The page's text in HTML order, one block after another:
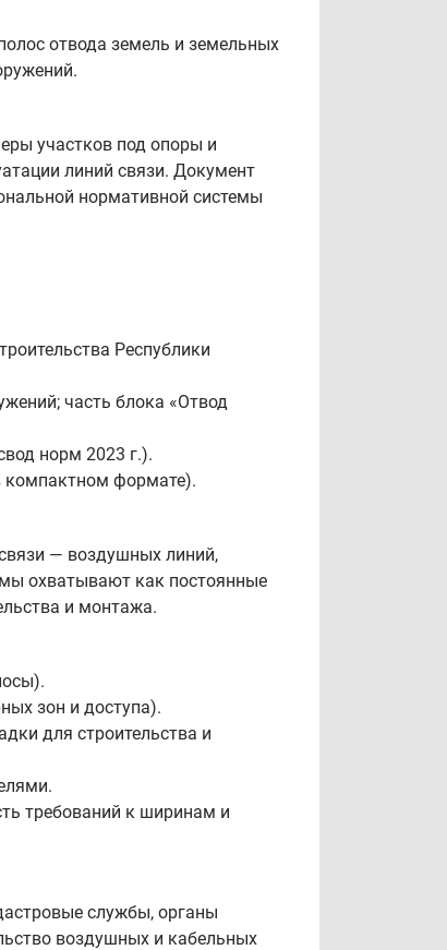
отвода земель и земельных
участков под опоры и
линий связи. Документ
нормативной системы
Республики
часть блока «Отвод
норм 2023 г.).
компактном формате).
— воздушных линий,
охватывают как постоянные
и монтажа.
зон и доступа).
для строительства и
требований к ширинам и
службы, органы
воздушных и кабельных